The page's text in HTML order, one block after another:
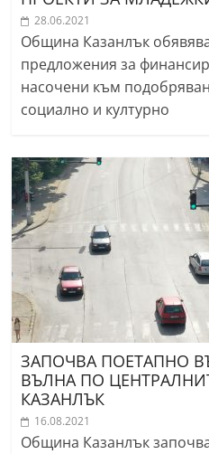
28.06.2021
Община Казанлък
предложения за
насочени към
социално и културно
ЗАПОЧВА ПОЕТАПНО
ВЪЛНА ПО
КАЗАНЛЪК
16.08.2021
Община Казанлък